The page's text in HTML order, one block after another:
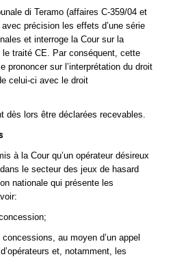
di Teramo (affaires C‑359/04 et
précision les effets d’une série
et interroge la Cour sur la
traité CE. Par conséquent, cette
prononcer sur l’interprétation du droit
celui‑ci avec le droit
dès lors être déclarées recevables.
à la Cour qu’un opérateur désireux
le secteur des jeux de hasard
nationale qui présente les
au moyen d’un appel
et, notamment, les